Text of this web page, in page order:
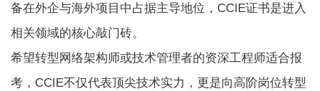
备在外企与海外项目中占据主导地位，CCIE证书是进入
相关领域的核心敲门砖。
希望转型网络架构师或技术管理者的资深工程师适合报
考，CCIE不仅代表顶尖技术实力，更是向高阶岗位转型